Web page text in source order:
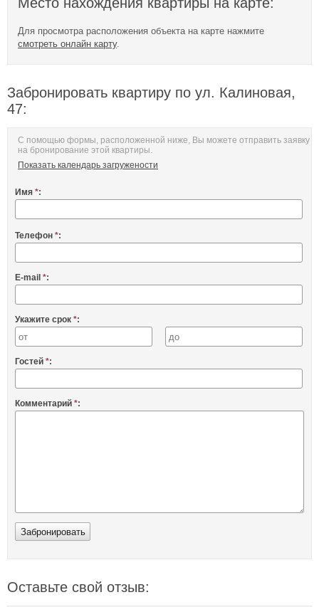
Для просмотра расположения объекта на карте нажмите
смотреть онлайн карту.
Забронировать квартиру по ул. Калиновая,
47:
С помощью формы, расположенной ниже, Вы можете отправить заявку
на бронирование этой квартиры.
Показать календарь загружености
Имя *:
Телефон *:
E-mail *:
Укажите срок *:
Гостей *:
Комментарий *:
Оставьте свой отзыв: